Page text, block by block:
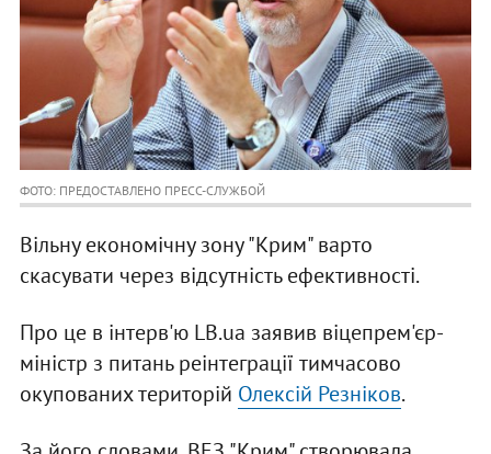
ФОТО: ПРЕДОСТАВЛЕНО ПРЕСС-СЛУЖБОЙ
Вільну економічну зону "Крим" варто
скасувати через відсутність ефективності.
Про це в інтерв'ю LB.ua заявив віцепрем'єр-
міністр з питань реінтеграції тимчасово
окупованих територій Олексій Резніков.